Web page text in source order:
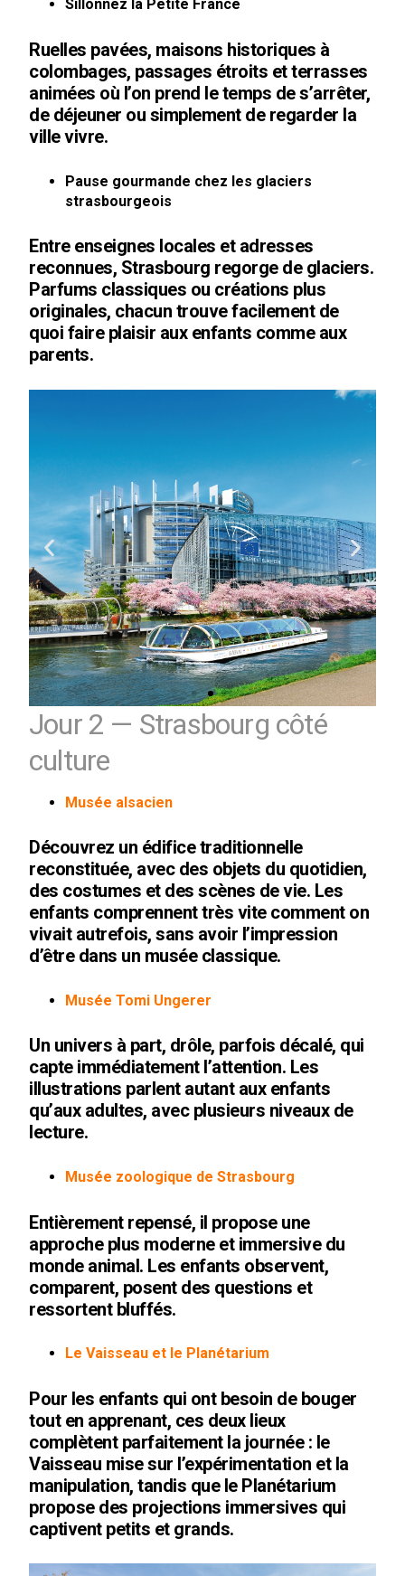
Sillonnez la Petite France
Ruelles pavées, maisons historiques à
colombages, passages étroits et terrasses
animées où l’on prend le temps de s’arrêter,
de déjeuner ou simplement de regarder la
ville vivre.
Pause gourmande chez les glaciers
strasbourgeois
Entre enseignes locales et adresses
reconnues, Strasbourg regorge de glaciers.
Parfums classiques ou créations plus
originales, chacun trouve facilement de
quoi faire plaisir aux enfants comme aux
parents.
Jour 2 — Strasbourg côté
culture
Musée alsacien
Découvrez un édifice traditionnelle
reconstituée, avec des objets du quotidien,
des costumes et des scènes de vie. Les
enfants comprennent très vite comment on
vivait autrefois, sans avoir l’impression
d’être dans un musée classique.
Musée Tomi Ungerer
Un univers à part, drôle, parfois décalé, qui
capte immédiatement l’attention. Les
illustrations parlent autant aux enfants
qu’aux adultes, avec plusieurs niveaux de
lecture.
Musée zoologique de Strasbourg
Entièrement repensé, il propose une
approche plus moderne et immersive du
monde animal. Les enfants observent,
comparent, posent des questions et
ressortent bluffés.
Le Vaisseau et le Planétarium
Pour les enfants qui ont besoin de bouger
tout en apprenant, ces deux lieux
complètent parfaitement la journée : le
Vaisseau mise sur l’expérimentation et la
manipulation, tandis que le Planétarium
propose des projections immersives qui
captivent petits et grands.